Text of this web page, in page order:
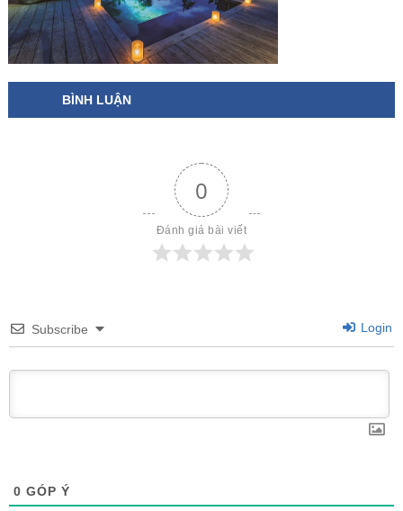
BÌNH LUẬN
0
Đánh giá bài viết
Subscribe Login
0 GÓP Ý